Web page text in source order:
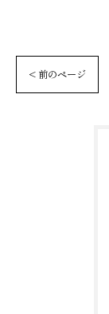
< 前のページ